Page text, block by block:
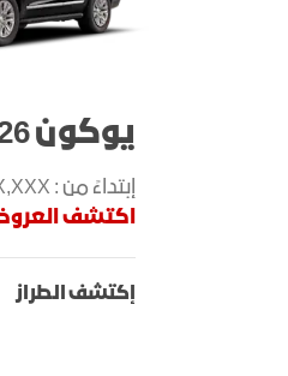
يوكون 2026
إبتداءً من : XXX,XXX
اكتشف
إكتشف الطراز